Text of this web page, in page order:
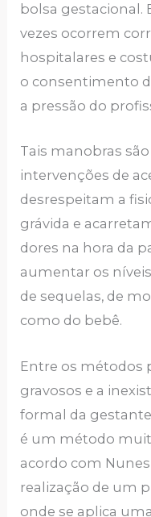
bolsa gestacional.
vezes ocorrem
hospitalares e
o consentimento
a pressão do
Tais manobras
intervenções de
desrespeitam a
grávida e
dores na hora da
aumentar os
de sequelas, de
como do bebê.
Entre os métodos
gravosos e a
formal da
é um método
acordo com Nunes
realização de um
onde se aplica